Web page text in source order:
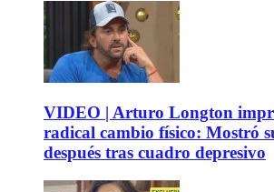
VIDEO | Arturo Longton
radical cambio físico: Mostró
después tras cuadro depresivo